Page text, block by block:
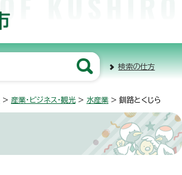
検索の仕方
> 産業・ビジネス・観光 > 水産業 > 釧路とくじら